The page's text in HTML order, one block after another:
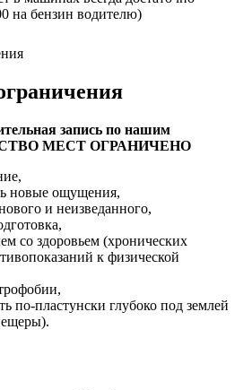
на бензин водителю)
запись по нашим
МЕСТ ОГРАНИЧЕНО
новые ощущения,
и неизведанного,
со здоровьем (хронических
к физической
по-пластунски глубоко под землей